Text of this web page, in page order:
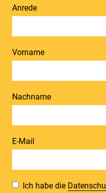
Anrede
Vorname
Nachname
E-Mail
Ich habe die